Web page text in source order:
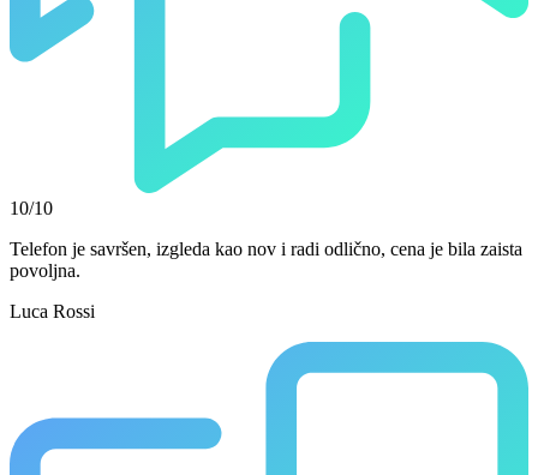
10/10
Telefon je savršen, izgleda kao nov i radi odlično, cena je bila zaista
povoljna.
Luca Rossi